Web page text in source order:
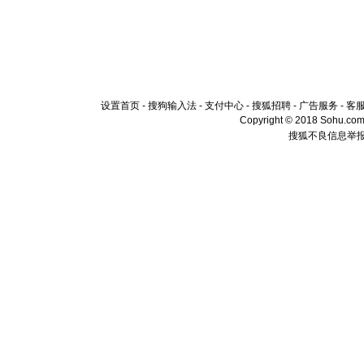
设置首页 - 搜狗输入法 - 支付中心 - 搜狐招聘 - 广告服务 - 客
Copyright © 2018
搜狐不良信息举